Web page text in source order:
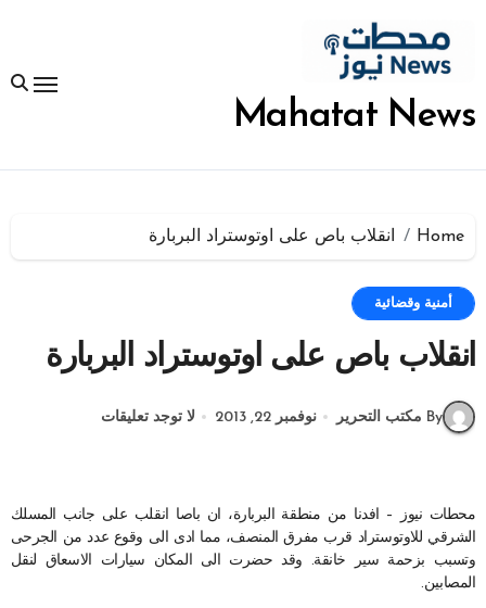
المحتوى
Mahatat News
Home انقلاب باص على اوتوستراد البربارة
أمنية وقضائية
انقلاب باص على اوتوستراد البربارة
By مكتب التحرير نوفمبر 22, 2013 لا توجد تعليقات
محطات نيوز – افدنا من منطقة البربارة، ان باصا انقلب على جانب المسلك
الشرقي للاوتوستراد قرب مفرق المنصف، مما ادى الى وقوع عدد من الجرحى
وتسبب بزحمة سير خانقة. وقد حضرت الى المكان سيارات الاسعاق لنقل
المصابين.